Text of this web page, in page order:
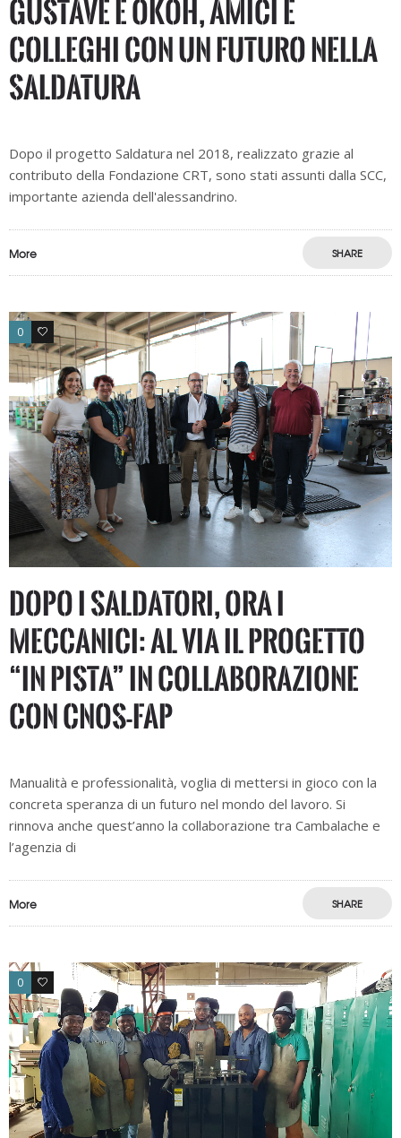
Gustave e Okoh, amici e
colleghi con un futuro nella
saldatura
Dopo il progetto Saldatura nel 2018, realizzato grazie al
contributo della Fondazione CRT, sono stati assunti dalla SCC,
importante azienda dell'alessandrino.
More SHARE
0 0
Dopo i saldatori, ora i
meccanici: al via il progetto
“In Pista” in collaborazione
con CNOS-FAP
Manualità e professionalità, voglia di mettersi in gioco con la
concreta speranza di un futuro nel mondo del lavoro. Si
rinnova anche quest’anno la collaborazione tra Cambalache e
l’agenzia di
More SHARE
0 0